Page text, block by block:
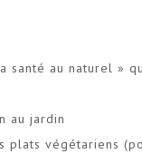
santé au naturel »
au jardin
plats végétariens